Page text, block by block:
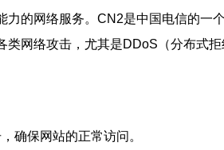
的网络服务。CN2是中国电信的一
类网络攻击，尤其是DDoS（分布式拒
确保网站的正常访问。